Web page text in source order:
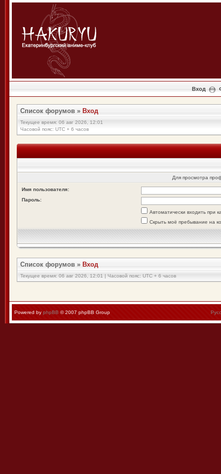
Вход
Список форумов » Вход
Текущее время: 06 авг 2026, 12:01
Часовой пояс: UTC + 6 часов
Для просмотра
Имя пользователя:
Пароль:
Автоматически входить при
Скрыть моё пребывание на
Список форумов » Вход
Текущее время: 06 авг 2026, 12:01 | Часовой пояс: UTC + 6 часов
Powered by phpBB © 2007 phpBB Group